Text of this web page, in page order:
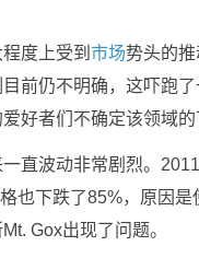
度上受到 市场势头的
前仍不明确，这吓跑
好者们不确定该领域的
直波动非常剧烈。
也下跌了85%，原因
Gox出现了问题。